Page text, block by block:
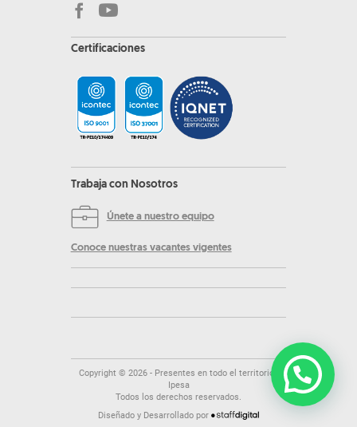
Certificaciones
Trabaja con Nosotros
Únete a nuestro equipo
Conoce nuestras vacantes vigentes
Copyright © 2026- Presentes en todo el territorio |
Ipesa
Todos los derechos reservados.
Diseñado y Desarrollado por